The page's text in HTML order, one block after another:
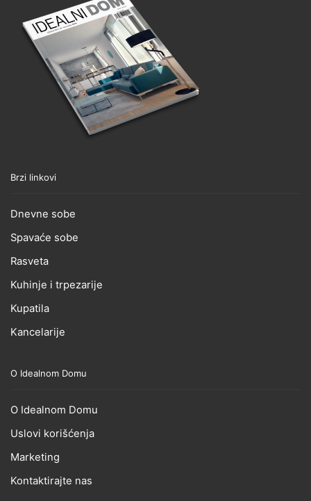
Brzi linkovi
Dnevne sobe
Spavaće sobe
Rasveta
Kuhinje i trpezarije
Kupatila
Kancelarije
O Idealnom Domu
O Idealnom Domu
Uslovi korišćenja
Marketing
Kontaktirajte nas